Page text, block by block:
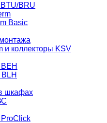
BRU
Basic
и коллекторы KSV
шкафах